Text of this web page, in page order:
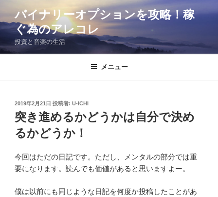
テ
ツ
バイナリーオプションを攻略！稼
ぐ為のアレコレ
投資と音楽の生活
メニュー
投
稿
日:
2019年2月21日 投稿者: U-ICHI
突き進めるかどうかは自分で決め
るかどうか！
今回はただの日記です。ただし、メンタルの部分では重
要になります。読んでも価値があると思いますよー。
僕は以前にも同じような日記を何度か投稿したことがあ